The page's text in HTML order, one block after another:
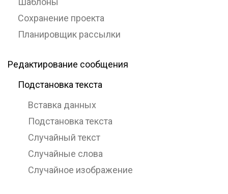
Сохранение проекта
Планировщик рассылки
Редактирование сообщения
Подстановка текста
Вставка данных
Подстановка текста
Случайный текст
Случайные слова
Случайное изображение